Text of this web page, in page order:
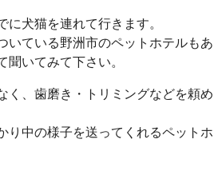
に犬猫を連れて行きます。
いている野洲市のペットホテルもあ
聞いてみて下さい。
く、歯磨き・トリミングなどを頼め
り中の様子を送ってくれるペットホ